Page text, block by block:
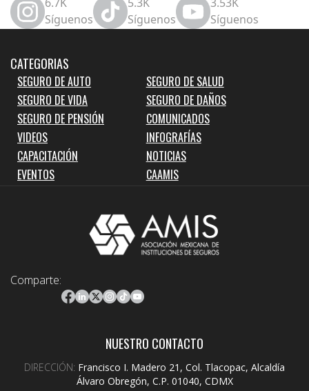
Síguenos
Síguenos
Síguenos
CATEGORIAS
SEGURO DE AUTO
SEGURO DE SALUD
SEGURO DE VIDA
SEGURO DE DAÑOS
SEGURO DE PENSIÓN
COMUNICADOS
VIDEOS
INFOGRAFÍAS
CAPACITACIÓN
NOTICIAS
EVENTOS
CAAMIS
Comparte:
NUESTRO CONTACTO
DIRECCIÓN: Francisco I. Madero 21, Col. Tlacopac, Alcaldía
Álvaro Obregón, C.P. 01040, CDMX